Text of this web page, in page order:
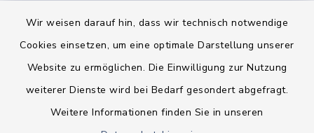
Wir weisen darauf hin, dass wir technisch notwendige
Cookies einsetzen, um eine optimale Darstellung unserer
Website zu ermöglichen. Die Einwilligung zur Nutzung
weiterer Dienste wird bei Bedarf gesondert abgefragt.
Weitere Informationen finden Sie in unseren
Barrierefreiheit